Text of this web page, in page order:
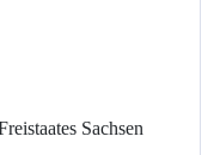
Sachsen